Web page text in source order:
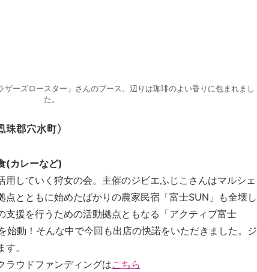
ーズロースター」さんのブース。辺りは珈琲のよい香りに包まれまし
た。
珠郡穴水町）
(カレーなど)
していく狩女の会。主催のジビエふじこさんはマルシェ
点とともに始めたばかりの農家民宿「富士SUN」も全壊し
支援を行うための活動拠点ともなる「アクティブ富士
始動！そんな中で今回も出店の快諾をいただきました。ジ
。
ラウドファンディングはこちら